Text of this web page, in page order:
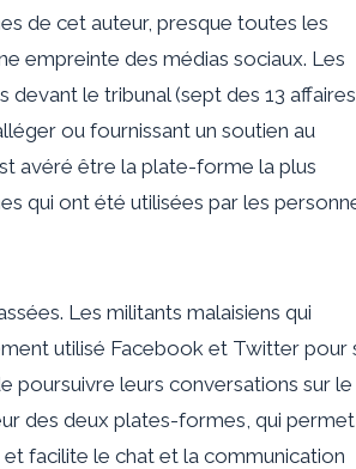
de cet auteur, presque toutes les
empreinte des médias sociaux. Les
le tribunal (sept des 13
ou fournissant un soutien au
avéré être la plate-forme la plus
qui ont été utilisées par les
Les militants malaisiens qui
utilisé Facebook et Twitter pour
poursuivre leurs conversations sur le
des deux plates-formes, qui permet
facilite le chat et la communication